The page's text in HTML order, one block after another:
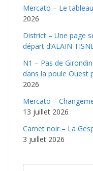
Mercato – Le
2026
District – Une page
départ d’ALAIN
N1 – Pas de
dans la poule Ouest
2026
Mercato –
13 juillet 2026
Carnet noir – La
3 juillet 2026